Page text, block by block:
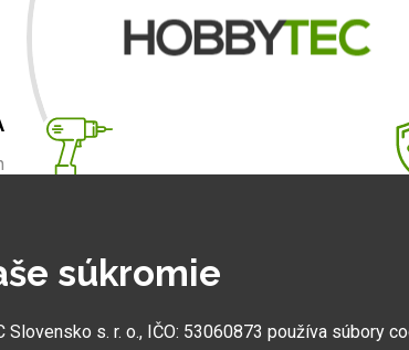
NAJVÄČŠIE SHOWROOMY
súkromie
Slovensko s. r. o., IČO: 53060873 používa súbory